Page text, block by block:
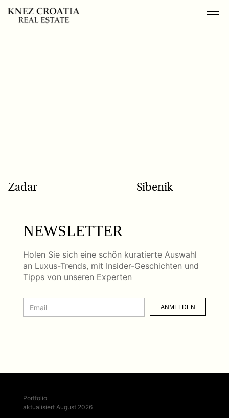
POPULAR SEARCH
Zadar Sibenik
NEWSLETTER
Holen Sie sich eine schön kuratierte Auswahl
an Luxus-Trends, mit Insider-Geschichten und
Tipps von unseren Experten
ANMELDEN
Portfolio
aktualisiert August 2026